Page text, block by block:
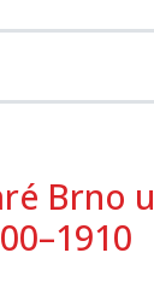
Brno u